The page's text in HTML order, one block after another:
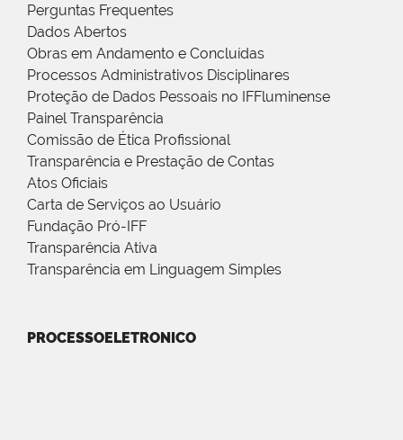
Perguntas Frequentes
Dados Abertos
Obras em Andamento e Concluídas
Processos Administrativos Disciplinares
Proteção de Dados Pessoais no IFFluminense
Painel Transparência
Comissão de Ética Profissional
Transparência e Prestação de Contas
Atos Oficiais
Carta de Serviços ao Usuário
Fundação Pró-IFF
Transparência Ativa
Transparência em Linguagem Simples
PROCESSOELETRONICO